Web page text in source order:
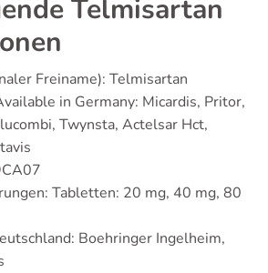
Telmisartan
Freiname): Telmisartan
in Germany: Micardis, Pritor,
Twynsta, Actelsar Hct,
Tabletten: 20 mg, 40 mg, 80
Boehringer Ingelheim,